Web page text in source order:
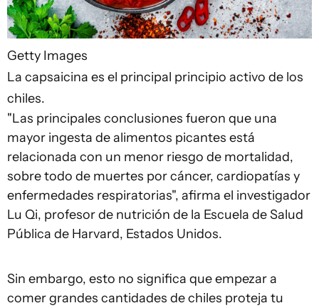
Getty Images
La capsaicina es el principal principio activo de los
chiles.
"Las principales conclusiones fueron que una
mayor ingesta de alimentos picantes está
relacionada con un menor riesgo de mortalidad,
sobre todo de muertes por cáncer, cardiopatías y
enfermedades respiratorias", afirma el investigador
Lu Qi, profesor de nutrición de la Escuela de Salud
Pública de Harvard, Estados Unidos.
Sin embargo, esto no significa que empezar a
comer grandes cantidades de chiles proteja tu